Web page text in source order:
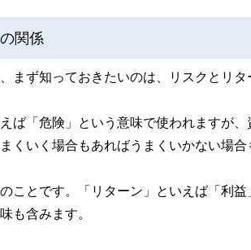
関係
まず知っておきたいのは、リスクとリタ
ば「危険」という意味で使われますが
くいく場合もあればうまくいかない場合
ことです。「リターン」といえば「利
も含みます。